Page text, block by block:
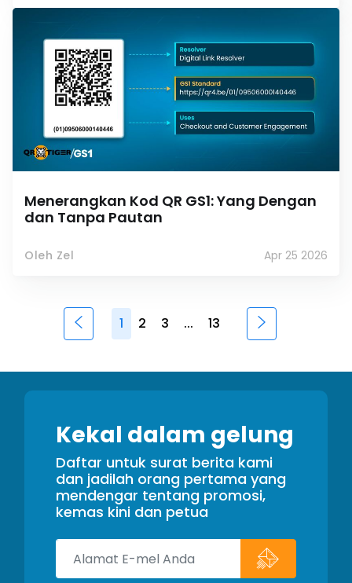
Menerangkan Kod QR GS1: Yang Dengan
dan Tanpa Pautan
Oleh Zel Apr 25 2026
1 2 3 ... 13
Kekal dalam gelung
Daftar untuk surat berita kami
dan jadilah orang pertama yang
mendengar tentang promosi,
kemas kini dan petua